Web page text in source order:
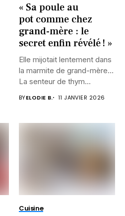
« Sa poule au
pot comme chez
grand-mère : le
secret enfin révélé ! »
Elle mijotait lentement dans
la marmite de grand-mère…
La senteur de thym...
BYELODIE B. 11 JANVIER 2026
Cuisine